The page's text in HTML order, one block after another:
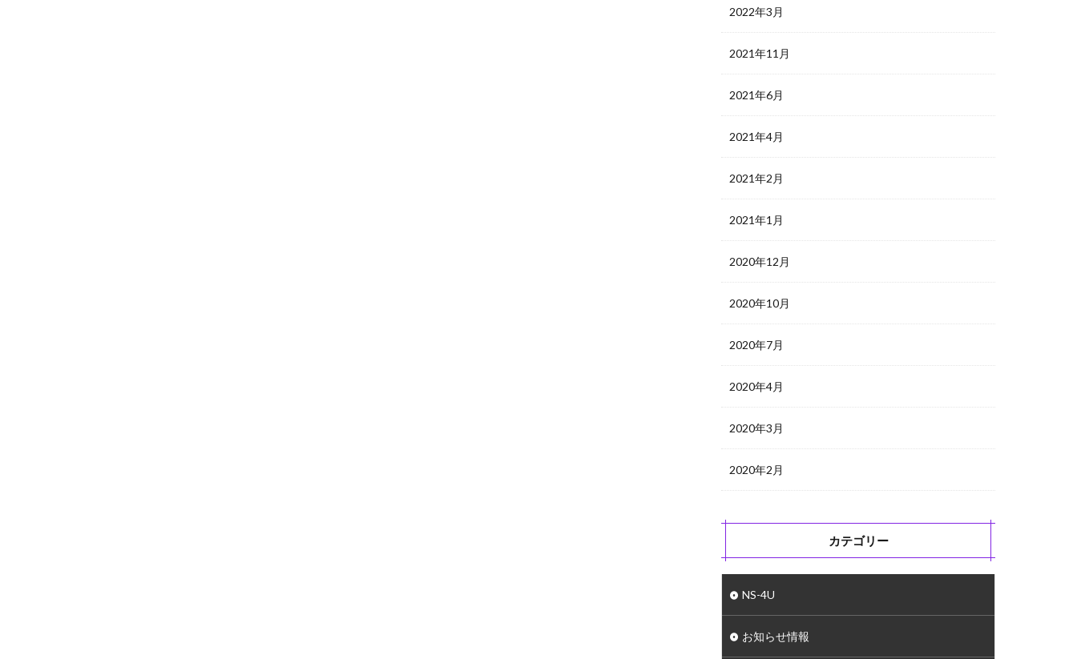
2022年3月
2021年11月
2021年6月
2021年4月
2021年2月
2021年1月
2020年12月
2020年10月
2020年7月
2020年4月
2020年3月
2020年2月
カテゴリー
NS-4U
お知らせ情報